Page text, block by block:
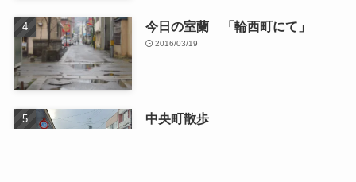
今日の室蘭 「輪西町にて」
2016/03/19
中央町散歩